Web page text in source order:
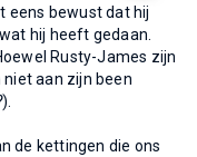
eens bewust dat hij
hij heeft gedaan.
Rusty-James zijn
aan zijn been
).
de kettingen die ons